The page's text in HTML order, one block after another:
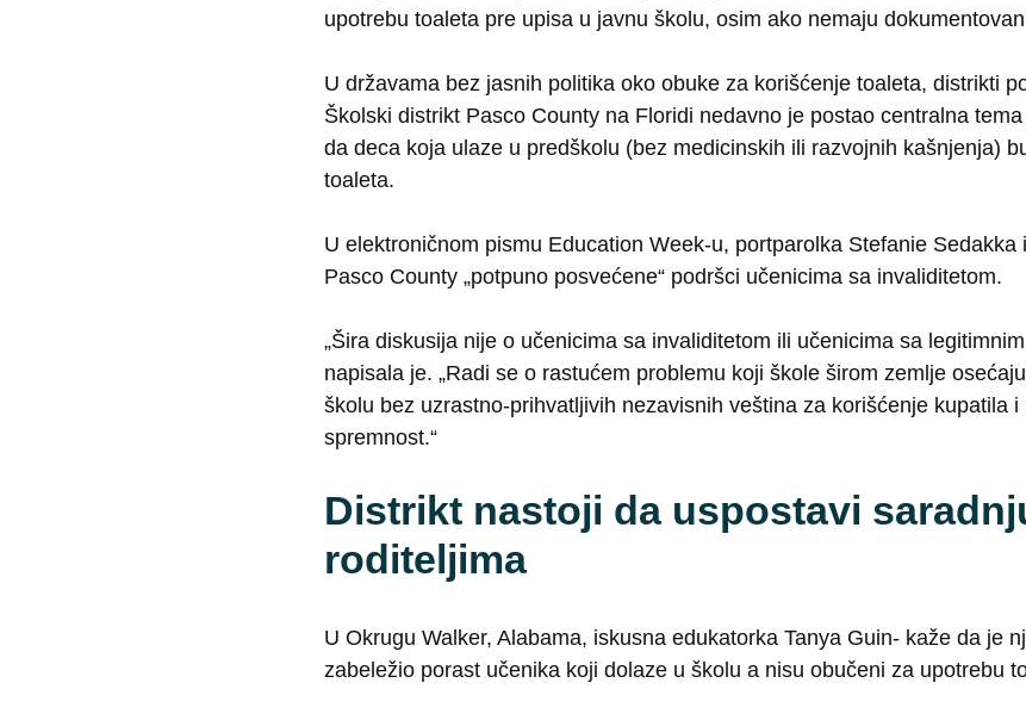
upotrebu toaleta pre upisa u javnu školu, osim ako nemaju
U državama bez jasnih politika oko obuke za korišćenje toaleta, distrikti
Školski distrikt Pasco County na Floridi nedavno je postao centralna
da deca koja ulaze u predškolu (bez medicinskih ili razvojnih kašnjenja)
toaleta.
U elektroničnom pismu Education Week-u, portparolka Stefanie Sedakka
Pasco County „potpuno posvećene“ podršci učenicima sa invaliditetom.
„Šira diskusija nije o učenicima sa invaliditetom ili učenicima sa
napisala je. „Radi se o rastućem problemu koji škole širom zemlje
školu bez uzrastno-prihvatljivih nezavisnih veština za korišćenje kupatila
spremnost.“
Distrikt nastoji da uspostavi
roditeljima
U Okrugu Walker, Alabama, iskusna edukatorka Tanya Guin- kaže da je
zabeležio porast učenika koji dolaze u školu a nisu obučeni za upotrebu